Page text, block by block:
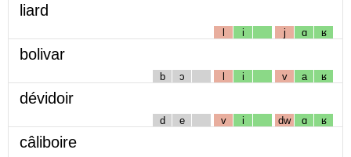
liard
l i j ɑ ʁ
bolivar
b ɔ l i v a ʁ
dévidoir
d e v i dw ɑ ʁ
câliboire